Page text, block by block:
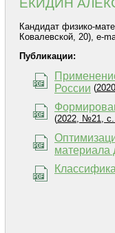
ЕКИДИН
Кандидат физико-
Ковалевской, 20), e-
Публикации:
России (
(2022, №21, с.
материала